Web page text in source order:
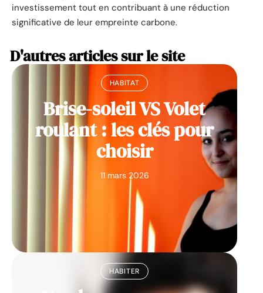
investissement tout en contribuant à une réduction
significative de leur empreinte carbone.
D'autres articles sur le site
HABITAT
Brise-soleil VS Volet
roulant : les clés pour
choisir
11 mars 2026
HABITER